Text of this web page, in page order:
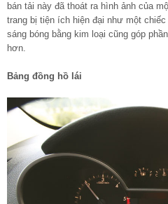
bán tải này đã thoát ra hình ảnh của
trang bị tiện ích hiện đại như một
sáng bóng bằng kim loại cũng góp
hơn.
Bảng đồng hồ lái